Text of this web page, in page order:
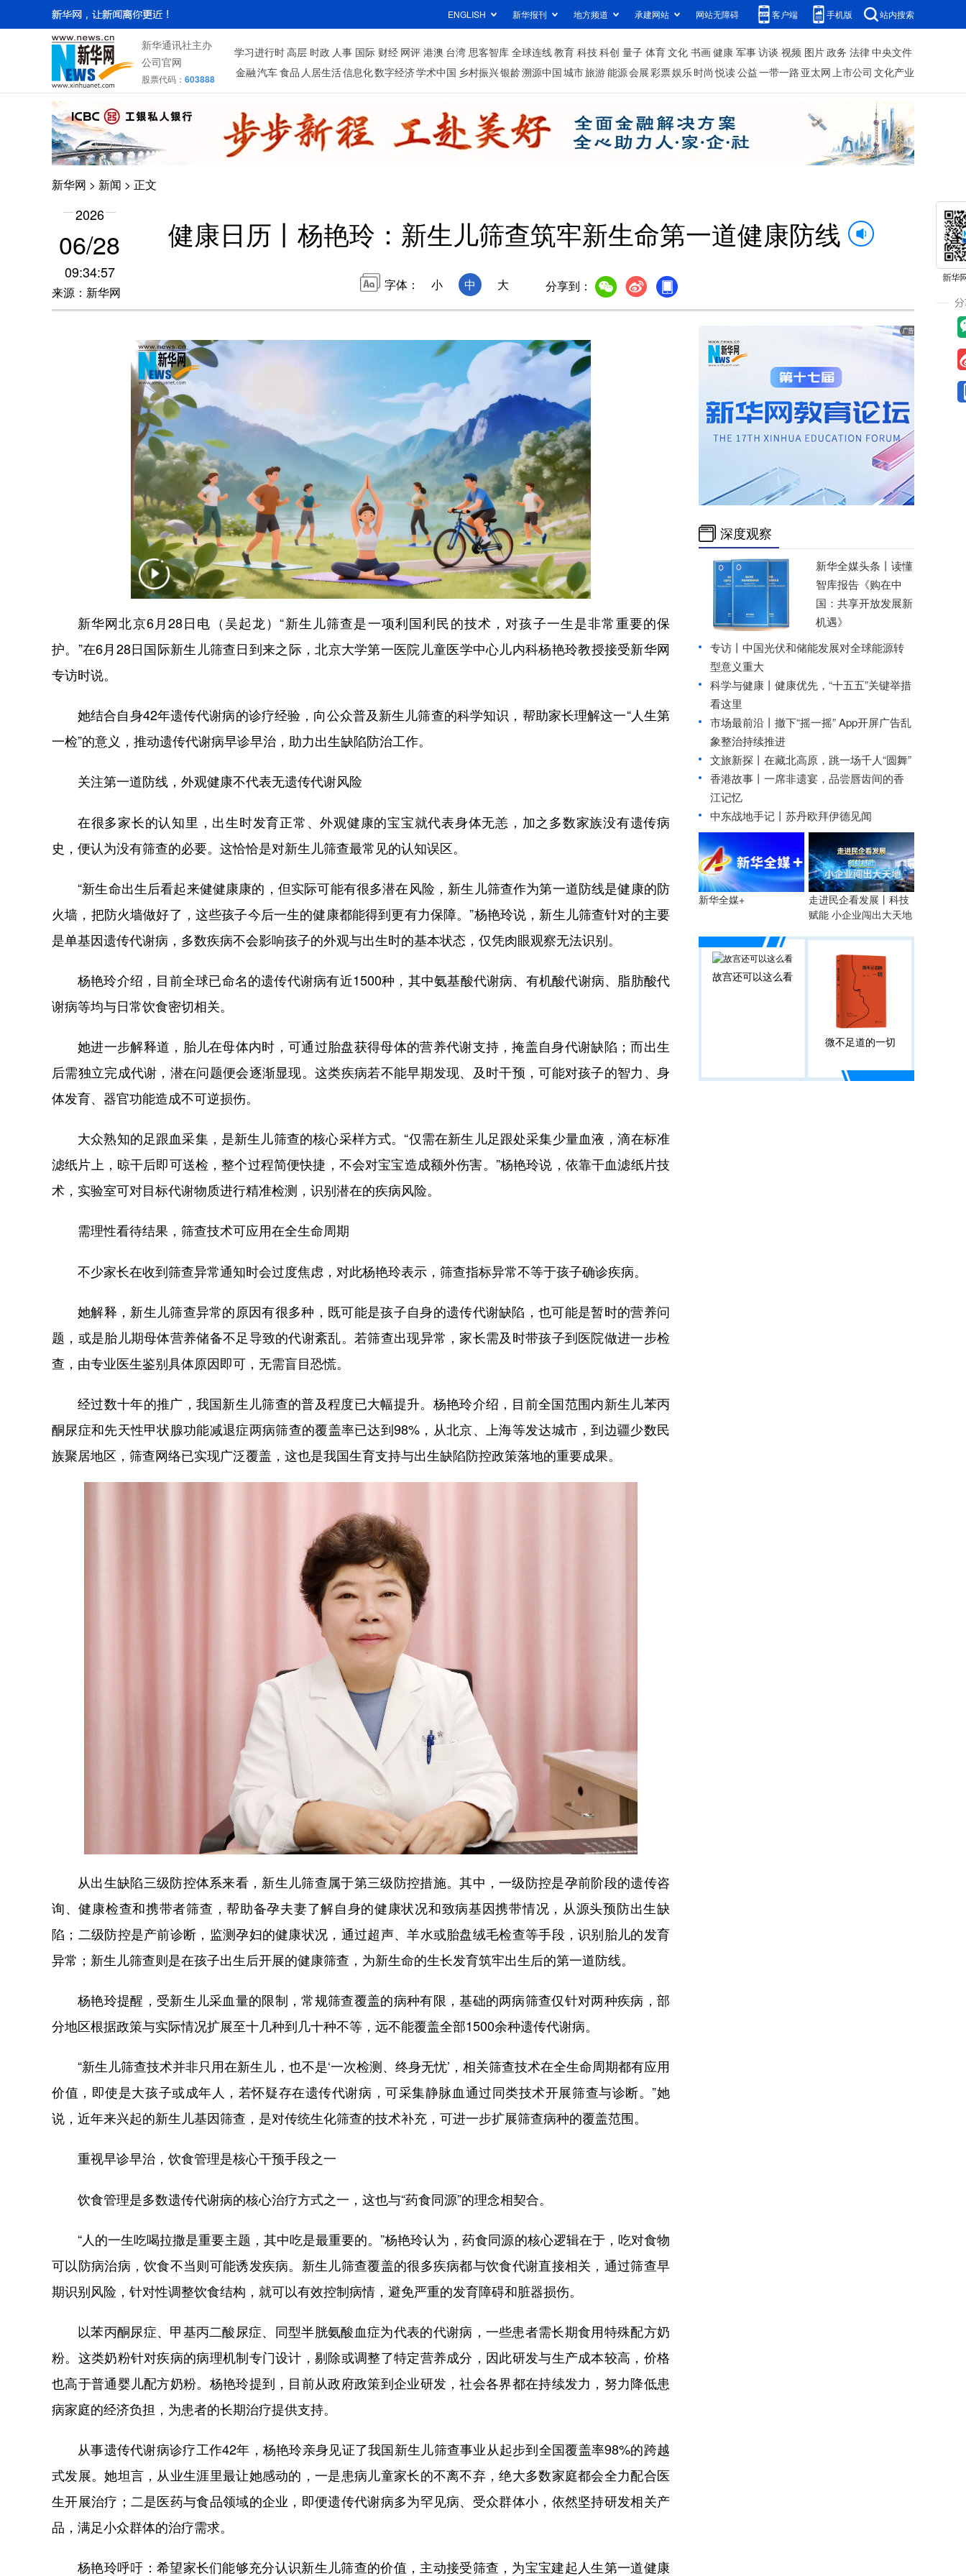
ENGLISH 新华报刊 地方频道 承建网站 网站无障碍 客户端 手机版 站内搜索
新华通讯社主办
公司官网
股票代码： 603888
学习进行时高层 时政 人事 国际 财经 网评 港澳 台湾 思客智库 全球连线教育 科技科创 量子 体育文化 书画健康 军事访谈 视频 图片政务 法律中央文件
金融汽车食品 人居生活信息化数字经济学术中国 乡村振兴银龄溯源中国城市旅游能源会展彩票娱乐时尚 悦读公益一带一路 亚太网上市公司 文化产业
新华网 > 新闻 > 正文
2026
06/28
09:34:57
来源：新华网
健康日历丨杨艳玲：新生儿筛查筑牢新生命第一道健康防线
字体： 小 中 大 分享到：
新华网北京6月28日电（吴起龙）“新生儿筛查是一项利国利民的技术，对孩子一生是非常重要的保
护。”在6月28日国际新生儿筛查日到来之际，北京大学第一医院儿童医学中心儿内科杨艳玲教授接受新华网
专访时说。
她结合自身42年遗传代谢病的诊疗经验，向公众普及新生儿筛查的科学知识，帮助家长理解这一“人生第
一检”的意义，推动遗传代谢病早诊早治，助力出生缺陷防治工作。
关注第一道防线，外观健康不代表无遗传代谢风险
在很多家长的认知里，出生时发育正常、外观健康的宝宝就代表身体无恙，加之多数家族没有遗传病
史，便认为没有筛查的必要。这恰恰是对新生儿筛查最常见的认知误区。
“新生命出生后看起来健健康康的，但实际可能有很多潜在风险，新生儿筛查作为第一道防线是健康的防
火墙，把防火墙做好了，这些孩子今后一生的健康都能得到更有力保障。”杨艳玲说，新生儿筛查针对的主要
是单基因遗传代谢病，多数疾病不会影响孩子的外观与出生时的基本状态，仅凭肉眼观察无法识别。
杨艳玲介绍，目前全球已命名的遗传代谢病有近1500种，其中氨基酸代谢病、有机酸代谢病、脂肪酸代
谢病等均与日常饮食密切相关。
她进一步解释道，胎儿在母体内时，可通过胎盘获得母体的营养代谢支持，掩盖自身代谢缺陷；而出生
后需独立完成代谢，潜在问题便会逐渐显现。这类疾病若不能早期发现、及时干预，可能对孩子的智力、身
体发育、器官功能造成不可逆损伤。
大众熟知的足跟血采集，是新生儿筛查的核心采样方式。“仅需在新生儿足跟处采集少量血液，滴在标准
滤纸片上，晾干后即可送检，整个过程简便快捷，不会对宝宝造成额外伤害。”杨艳玲说，依靠干血滤纸片技
术，实验室可对目标代谢物质进行精准检测，识别潜在的疾病风险。
需理性看待结果，筛查技术可应用在全生命周期
不少家长在收到筛查异常通知时会过度焦虑，对此杨艳玲表示，筛查指标异常不等于孩子确诊疾病。
她解释，新生儿筛查异常的原因有很多种，既可能是孩子自身的遗传代谢缺陷，也可能是暂时的营养问
题，或是胎儿期母体营养储备不足导致的代谢紊乱。若筛查出现异常，家长需及时带孩子到医院做进一步检
查，由专业医生鉴别具体原因即可，无需盲目恐慌。
经过数十年的推广，我国新生儿筛查的普及程度已大幅提升。杨艳玲介绍，目前全国范围内新生儿苯丙
酮尿症和先天性甲状腺功能减退症两病筛查的覆盖率已达到98%，从北京、上海等发达城市，到边疆少数民
族聚居地区，筛查网络已实现广泛覆盖，这也是我国生育支持与出生缺陷防控政策落地的重要成果。
从出生缺陷三级防控体系来看，新生儿筛查属于第三级防控措施。其中，一级防控是孕前阶段的遗传咨
询、健康检查和携带者筛查，帮助备孕夫妻了解自身的健康状况和致病基因携带情况，从源头预防出生缺
陷；二级防控是产前诊断，监测孕妇的健康状况，通过超声、羊水或胎盘绒毛检查等手段，识别胎儿的发育
异常；新生儿筛查则是在孩子出生后开展的健康筛查，为新生命的生长发育筑牢出生后的第一道防线。
杨艳玲提醒，受新生儿采血量的限制，常规筛查覆盖的病种有限，基础的两病筛查仅针对两种疾病，部
分地区根据政策与实际情况扩展至十几种到几十种不等，远不能覆盖全部1500余种遗传代谢病。
“新生儿筛查技术并非只用在新生儿，也不是‘一次检测、终身无忧’，相关筛查技术在全生命周期都有应用
价值，即使是大孩子或成年人，若怀疑存在遗传代谢病，可采集静脉血通过同类技术开展筛查与诊断。”她
说，近年来兴起的新生儿基因筛查，是对传统生化筛查的技术补充，可进一步扩展筛查病种的覆盖范围。
重视早诊早治，饮食管理是核心干预手段之一
饮食管理是多数遗传代谢病的核心治疗方式之一，这也与“药食同源”的理念相契合。
“人的一生吃喝拉撒是重要主题，其中吃是最重要的。”杨艳玲认为，药食同源的核心逻辑在于，吃对食物
可以防病治病，饮食不当则可能诱发疾病。新生儿筛查覆盖的很多疾病都与饮食代谢直接相关，通过筛查早
期识别风险，针对性调整饮食结构，就可以有效控制病情，避免严重的发育障碍和脏器损伤。
以苯丙酮尿症、甲基丙二酸尿症、同型半胱氨酸血症为代表的代谢病，一些患者需长期食用特殊配方奶
粉。这类奶粉针对疾病的病理机制专门设计，剔除或调整了特定营养成分，因此研发与生产成本较高，价格
也高于普通婴儿配方奶粉。杨艳玲提到，目前从政府政策到企业研发，社会各界都在持续发力，努力降低患
病家庭的经济负担，为患者的长期治疗提供支持。
从事遗传代谢病诊疗工作42年，杨艳玲亲身见证了我国新生儿筛查事业从起步到全国覆盖率98%的跨越
式发展。她坦言，从业生涯里最让她感动的，一是患病儿童家长的不离不弃，绝大多数家庭都会全力配合医
生开展治疗；二是医药与食品领域的企业，即便遗传代谢病多为罕见病、受众群体小，依然坚持研发相关产
品，满足小众群体的治疗需求。
杨艳玲呼吁：希望家长们能够充分认识新生儿筛查的价值，主动接受筛查，为宝宝建起人生第一道健康
深度观察
新华全媒头条丨 读懂
智库报告《购在中
国：共享开放发展新
机遇》
专访丨中国光伏和储能发展对全球能源转
型意义重大
科学与健康丨健康优先，“十五五”关键举措
看这里
市场最前沿丨撤下“摇一摇” App开屏广告乱
象整治持续推进
文旅新探丨在藏北高原，跳一场千人“圆舞”
香港故事丨一席非遗宴，品尝唇齿间的香
江记忆
中东战地手记丨苏丹欧拜伊德见闻
新华全媒+
走进民企看发展丨科技
赋能 小企业闯出大天地
故宫还可以这么看
微不足道的一切